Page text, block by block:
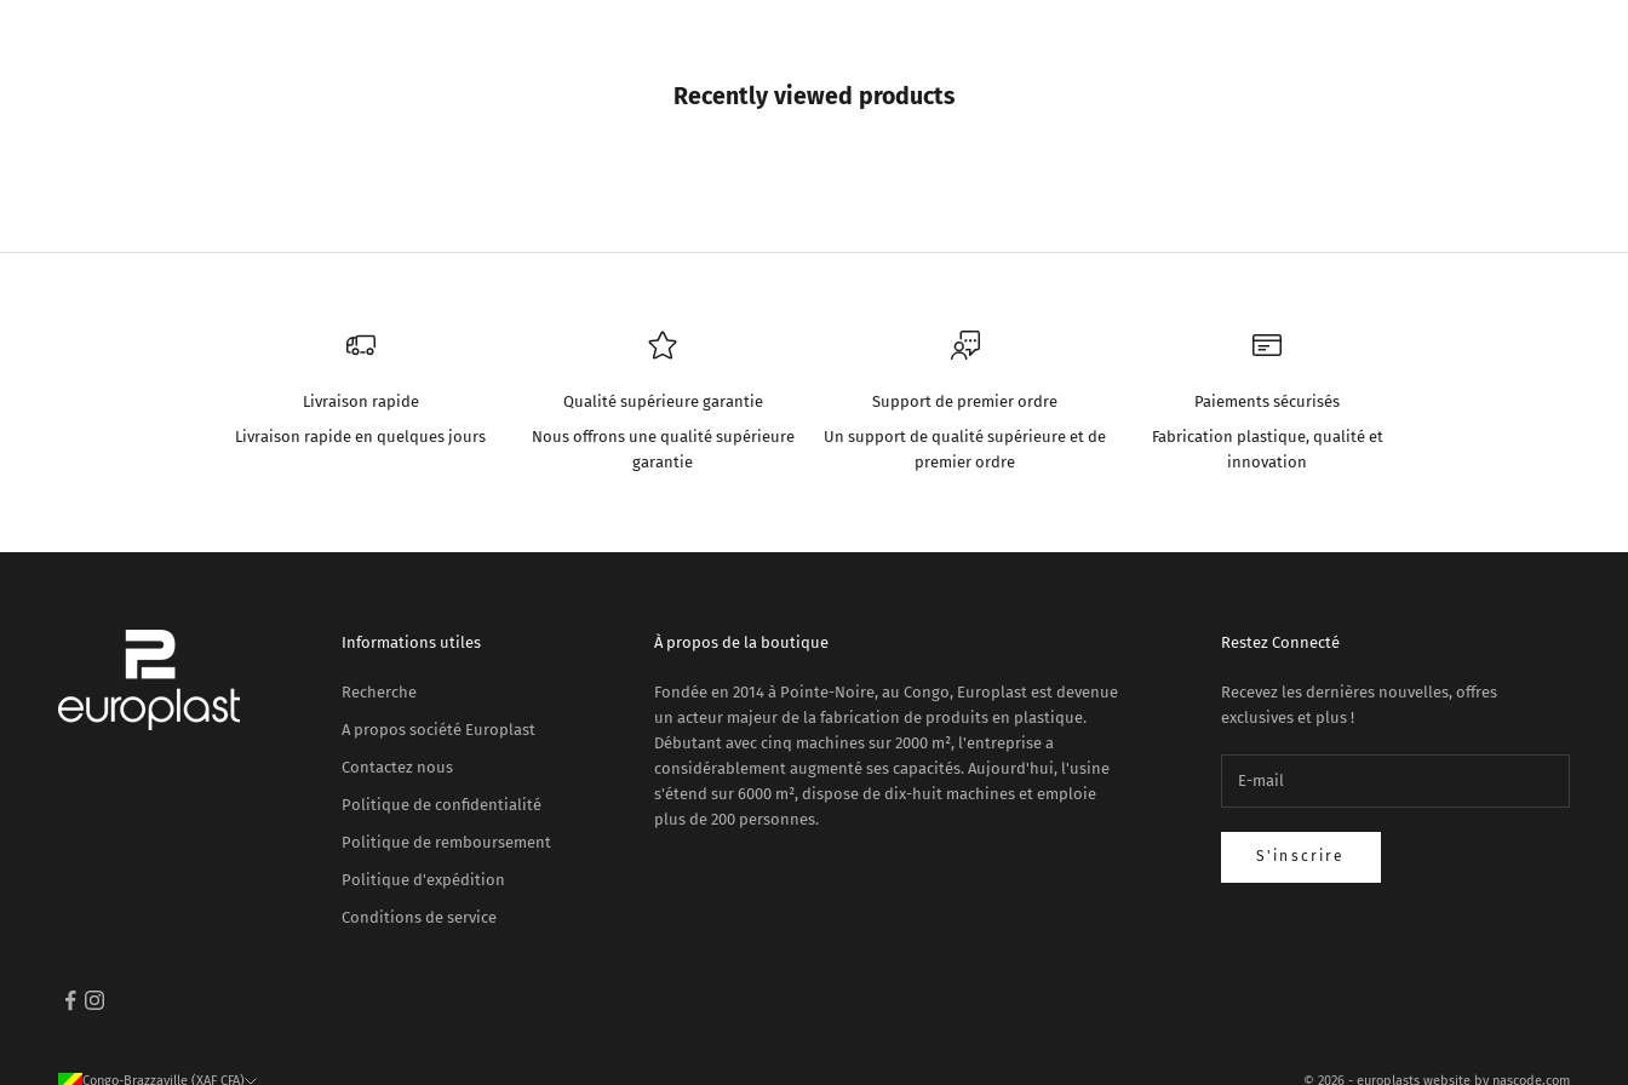
Recently viewed products
Livraison rapide
Livraison rapide en quelques jours
Qualité supérieure garantie
Nous offrons une qualité supérieure
garantie
Support de premier ordre
Un support de qualité supérieure et de
premier ordre
Paiements sécurisés
Fabrication plastique, qualité et
innovation
Informations utiles
Recherche
A propos société Europlast
Contactez nous
Politique de confidentialité
Politique de remboursement
Politique d'expédition
Conditions de service
À propos de la boutique
Fondée en 2014 à Pointe-Noire, au Congo, Europlast est devenue
un acteur majeur de la fabrication de produits en plastique.
Débutant avec cinq machines sur 2000 m², l'entreprise a
considérablement augmenté ses capacités. Aujourd'hui, l'usine
s'étend sur 6000 m², dispose de dix-huit machines et emploie
plus de 200 personnes.
Restez Connecté
Recevez les dernières nouvelles, offres
exclusives et plus !
S'inscrire
Congo-Brazzaville (XAF CFA) © 2026 - europlasts website by nascode.com